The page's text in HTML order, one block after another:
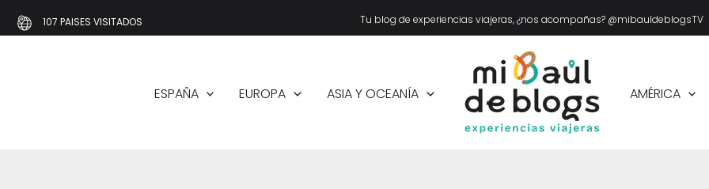
al
107 PAISES VISITADOS Tu blog de experiencias viajeras, ¿nos acompañas? @mibauldeblogsTV
ESPAÑA EUROPA ASIA Y OCEANÍA AMÉRICA